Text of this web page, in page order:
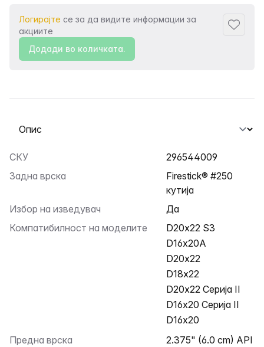
Логирајте се за да видите информации за
акциите
Додади во количката.
Изберете таб
СКУ
296544009
Задна врска
Firestick® #250
кутија
Избор на изведувач
Да
Компатибилност на моделите
D20x22 S3
D16x20A
D20x22
D18x22
D20x22 Серија II
D16x20 Серија II
D16x20
Предна врска
2.375" (6.0 cm) API